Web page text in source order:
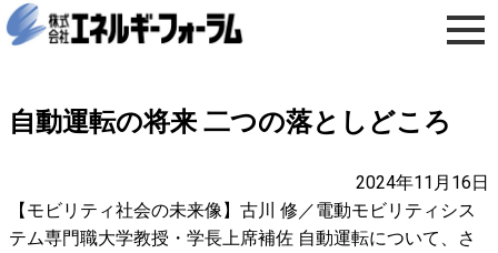
自動運転の将来 二つの落としどころ
2024年11月16日
【モビリティ社会の未来像】古川 修／電動モビリティシス
テム専門職大学教授・学長上席補佐 自動運転について、さ